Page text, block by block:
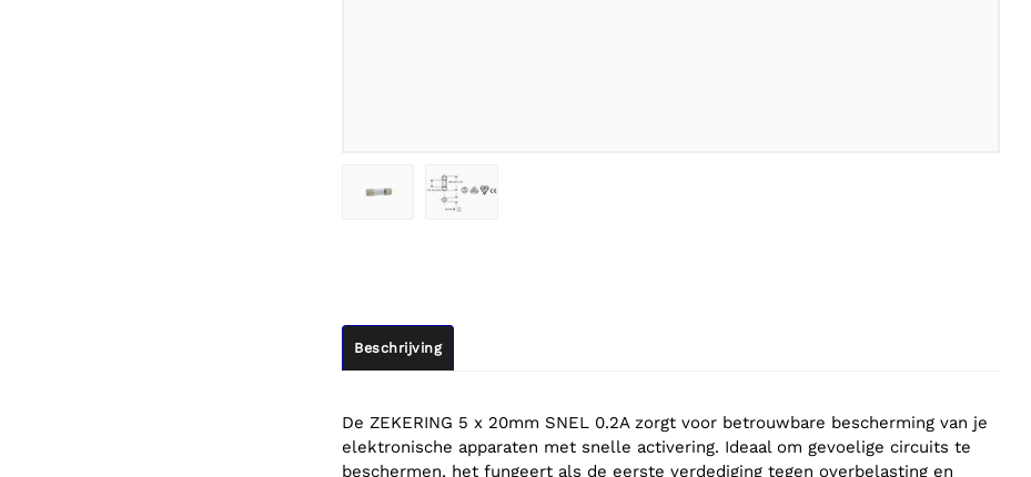
Beschrijving
De ZEKERING 5 x 20mm SNEL 0.2A zorgt voor betrouwbare bescherming van je
elektronische apparaten met snelle activering. Ideaal om gevoelige circuits te
beschermen, het fungeert als de eerste verdediging tegen overbelasting en